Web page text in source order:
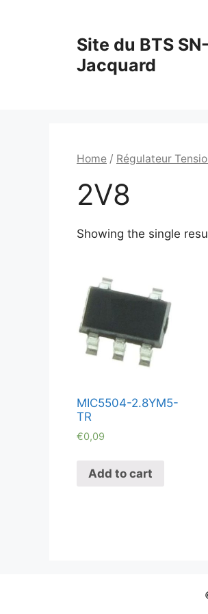
Site du BTS
Jacquard
Home / Régulateur
2V8
Showing the single
MIC5504-2.8YM5-
TR
€0,09
Add to cart